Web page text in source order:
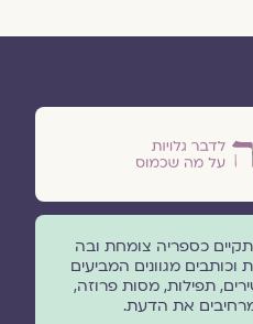
כספריה צומחת ובה
מגוונים המביעים
תפילות, מסות פרוזה,
את הדעת.